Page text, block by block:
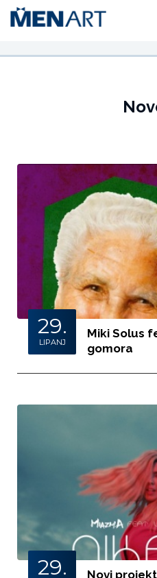
29.
LIPANJ
Miki Solus
gomora
29.
Novi